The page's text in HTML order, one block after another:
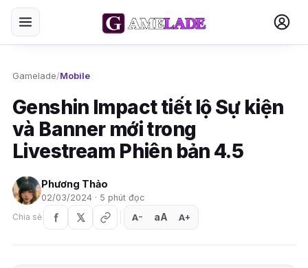
Gamelade/Mobile
Genshin Impact tiết lộ Sự kiện
và Banner mới trong
Livestream Phiên bản 4.5
Phương Thảo
02/03/2024 · 5 phút đọc
Chia sẻ
A− aA A+